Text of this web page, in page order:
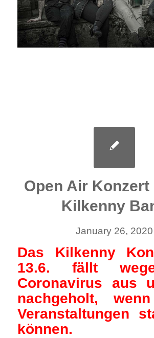
Open Air
Kilkenny
January 26, 2020
Das Kilkenny
13.6. fällt
Coronavirus aus
nachgeholt,
Veranstaltungen
können.